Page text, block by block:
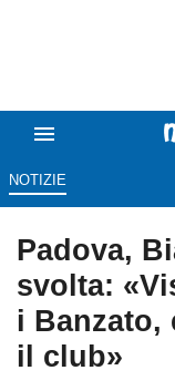
NOTIZIE
Padova,
svolta:
i Banzato,
il club»